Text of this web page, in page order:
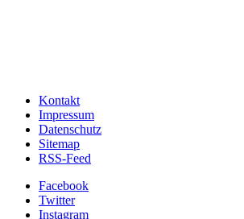
Kontakt
Impressum
Datenschutz
Sitemap
RSS-Feed
Facebook
Twitter
Instagram